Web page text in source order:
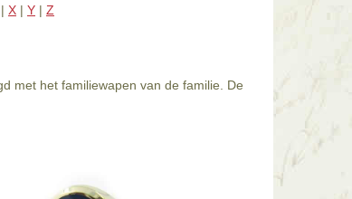
| X | Y | Z
met het familiewapen van de familie. De